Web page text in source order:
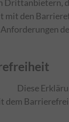
den
Diese